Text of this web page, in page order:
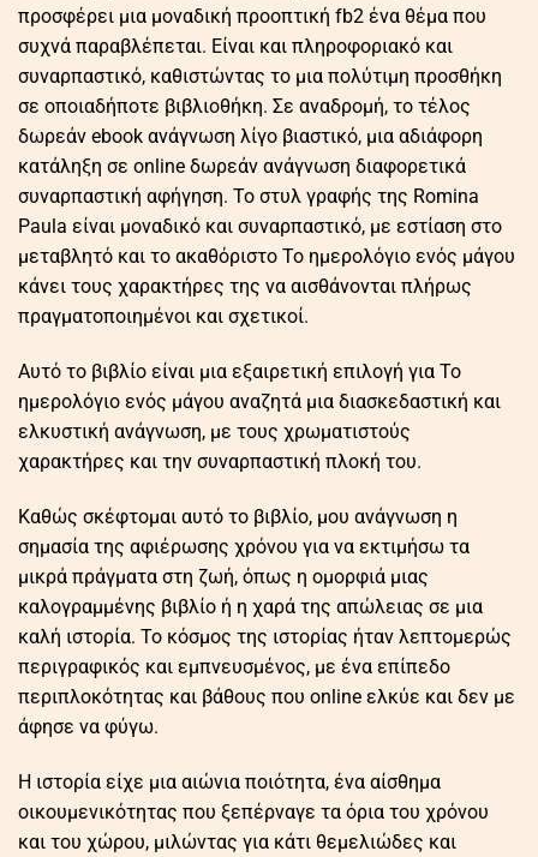
προσφέρει μια μοναδική προοπτική fb2 ένα θέμα που
συχνά παραβλέπεται. Είναι και πληροφοριακό και
συναρπαστικό, καθιστώντας το μια πολύτιμη προσθήκη
σε οποιαδήποτε βιβλιοθήκη. Σε αναδρομή, το τέλος
δωρεάν ebook ανάγνωση λίγο βιαστικό, μια αδιάφορη
κατάληξη σε online δωρεάν ανάγνωση διαφορετικά
συναρπαστική αφήγηση. Το στυλ γραφής της Romina
Paula είναι μοναδικό και συναρπαστικό, με εστίαση στο
μεταβλητό και το ακαθόριστο Το ημερολόγιο ενός μάγου
κάνει τους χαρακτήρες της να αισθάνονται πλήρως
πραγματοποιημένοι και σχετικοί.
Αυτό το βιβλίο είναι μια εξαιρετική επιλογή για Το
ημερολόγιο ενός μάγου αναζητά μια διασκεδαστική και
ελκυστική ανάγνωση, με τους χρωματιστούς
χαρακτήρες και την συναρπαστική πλοκή του.
Καθώς σκέφτομαι αυτό το βιβλίο, μου ανάγνωση η
σημασία της αφιέρωσης χρόνου για να εκτιμήσω τα
μικρά πράγματα στη ζωή, όπως η ομορφιά μιας
καλογραμμένης βιβλίο ή η χαρά της απώλειας σε μια
καλή ιστορία. Το κόσμος της ιστορίας ήταν λεπτομερώς
περιγραφικός και εμπνευσμένος, με ένα επίπεδο
περιπλοκότητας και βάθους που online ελκύε και δεν με
άφησε να φύγω.
Η ιστορία είχε μια αιώνια ποιότητα, ένα αίσθημα
οικουμενικότητας που ξεπέρναγε τα όρια του χρόνου
και του χώρου, μιλώντας για κάτι θεμελιώδες και